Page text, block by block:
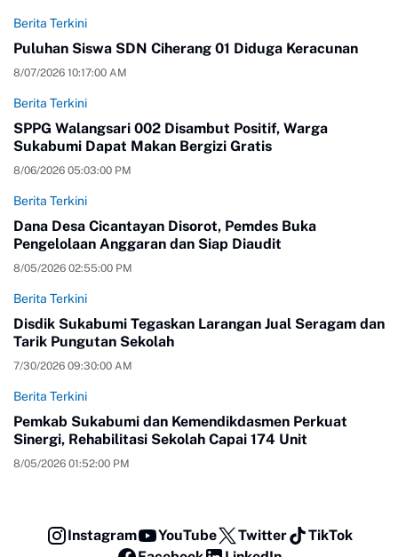
Berita Terkini
Puluhan Siswa SDN Ciherang 01 Diduga Keracunan
8/07/2026 10:17:00 AM
Berita Terkini
SPPG Walangsari 002 Disambut Positif, Warga
Sukabumi Dapat Makan Bergizi Gratis
8/06/2026 05:03:00 PM
Berita Terkini
Dana Desa Cicantayan Disorot, Pemdes Buka
Pengelolaan Anggaran dan Siap Diaudit
8/05/2026 02:55:00 PM
Berita Terkini
Disdik Sukabumi Tegaskan Larangan Jual Seragam dan
Tarik Pungutan Sekolah
7/30/2026 09:30:00 AM
Berita Terkini
Pemkab Sukabumi dan Kemendikdasmen Perkuat
Sinergi, Rehabilitasi Sekolah Capai 174 Unit
8/05/2026 01:52:00 PM
Instagram YouTube Twitter
TikTok